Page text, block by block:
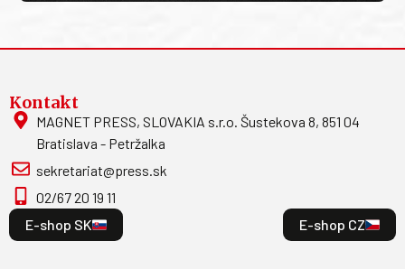
Kontakt
MAGNET PRESS, SLOVAKIA s.r.o. Šustekova 8, 851 04
Bratislava - Petržalka
sekretariat@press.sk
02/67 20 19 11
E-shop SK
E-shop CZ